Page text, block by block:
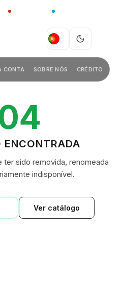
CHINA
PT
CONTA SOBRE NÓS CRÉDITO
ENCONTRADA
ter sido removida, renomeada
indisponível.
Ver catálogo